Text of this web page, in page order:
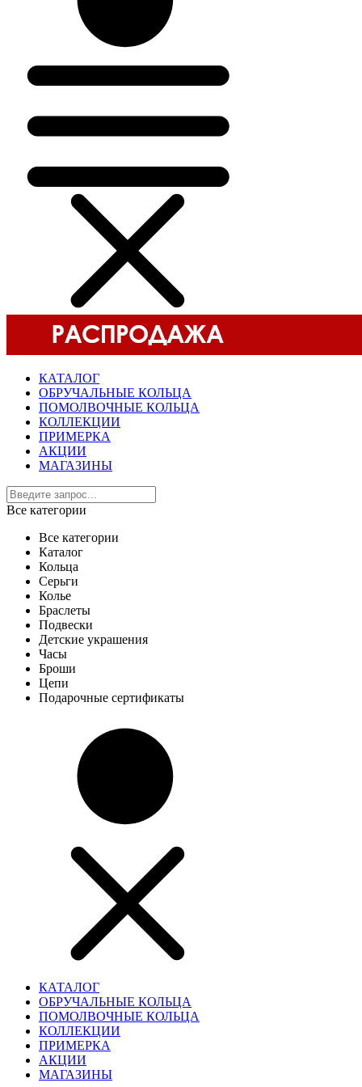
КАТАЛОГ
ОБРУЧАЛЬНЫЕ КОЛЬЦА
ПОМОЛВОЧНЫЕ КОЛЬЦА
КОЛЛЕКЦИИ
ПРИМЕРКА
АКЦИИ
МАГАЗИНЫ
Все категории
Все категории
Каталог
Кольца
Серьги
Колье
Браслеты
Подвески
Детские украшения
Часы
Броши
Цепи
Подарочные сертификаты
КАТАЛОГ
ОБРУЧАЛЬНЫЕ КОЛЬЦА
ПОМОЛВОЧНЫЕ КОЛЬЦА
КОЛЛЕКЦИИ
ПРИМЕРКА
АКЦИИ
МАГАЗИНЫ